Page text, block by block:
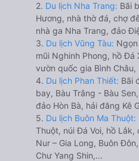
2. Du lịch Nha Trang: Bãi
Hương, nhà thờ đá, chợ
nhà ga Nha Trang, đảo
3. Du lịch Vũng Tàu:
mũi Nghinh Phong, hồ Đá
vườn quốc gia Bình
4. Du lịch Phan Thiết: Bãi
bay, Bàu Trắng - Bàu
đảo Hòn Bà, hải đăng Kê
5. Du lịch Buôn Ma Thuột:
Thuột, núi Đá Voi, hồ
Nur – Gia Long, Buôn
Chư Yang Shin,...